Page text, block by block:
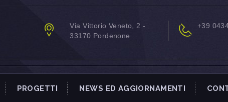
+39
Via Vittorio Veneto, 2 -
33170 Pordenone
PROGETTI NEWS ED AGGIORNAMENTI